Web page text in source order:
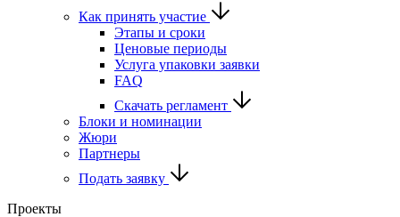
Как принять участие
Этапы и сроки
Ценовые периоды
Услуга упаковки заявки
FAQ
Скачать регламент
Блоки и номинации
Жюри
Партнеры
Подать заявку
Проекты